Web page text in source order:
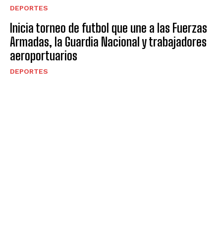
DEPORTES
Inicia torneo de futbol que une a las Fuerzas
Armadas, la Guardia Nacional y trabajadores
aeroportuarios
DEPORTES